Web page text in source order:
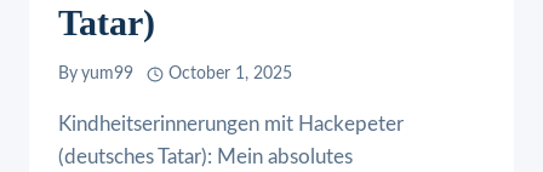
Tatar)
By yum99 October 1, 2025
Kindheitserinnerungen mit Hackepeter
(deutsches Tatar): Mein absolutes